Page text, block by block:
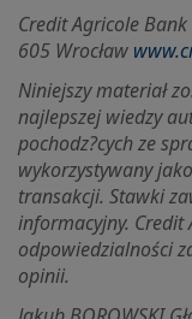
Credit Agricole
605 Wrocław
Niniejszy materiał
najlepszej wiedzy
pochodz?cych ze
wykorzystywany
transakcji. Stawki
informacyjny. Credit
odpowiedzialności
opinii.